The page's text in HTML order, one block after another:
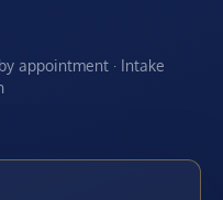
appointment · Intake